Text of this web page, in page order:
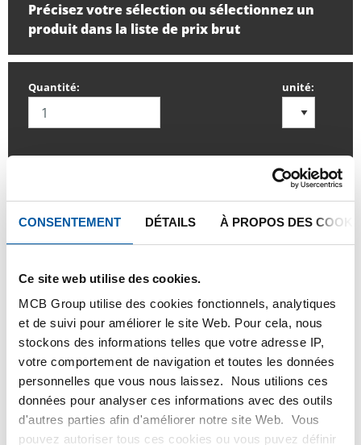
CONSENTEMENT DÉTAILS À PROPOS DES
Ce site web utilise des cookies.
MCB Group utilise des cookies fonctionnels, analytiques
et de suivi pour améliorer le site Web. Pour cela, nous
stockons des informations telles que votre adresse IP,
votre comportement de navigation et toutes les données
personnelles que vous nous laissez. Nous utilions ces
données pour analyser ces informations avec des outils
d'autres parties afin d'améliorer notre site Web. Vous
pouvez autoriser tous ces cookies ou vous puvez définir
Précisez votre sélection ou sélectionnez un
produit dans la liste de prix brut
Quantité: unité:
Commandez avec vos propres numéros d’articles
Calculez avec les prix actuels de Testas
Suivez votre commande avec Track&Trace